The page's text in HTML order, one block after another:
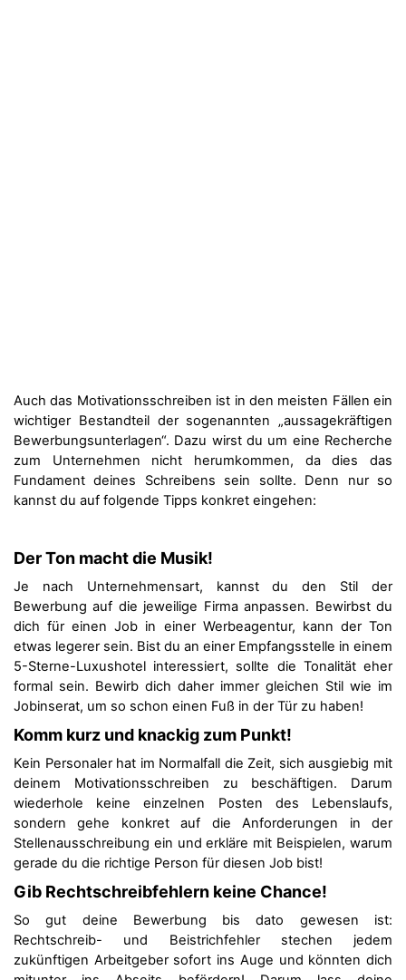
Auch das Motivationsschreiben ist in den meisten Fällen ein
wichtiger Bestandteil der sogenannten „aussagekräftigen
Bewerbungsunterlagen“. Dazu wirst du um eine Recherche
zum Unternehmen nicht herumkommen, da dies das
Fundament deines Schreibens sein sollte. Denn nur so
kannst du auf folgende Tipps konkret eingehen:
Der Ton macht die Musik!
Je nach Unternehmensart, kannst du den Stil der
Bewerbung auf die jeweilige Firma anpassen. Bewirbst du
dich für einen Job in einer Werbeagentur, kann der Ton
etwas legerer sein. Bist du an einer Empfangsstelle in einem
5-Sterne-Luxushotel interessiert, sollte die Tonalität eher
formal sein. Bewirb dich daher immer gleichen Stil wie im
Jobinserat, um so schon einen Fuß in der Tür zu haben!
Komm kurz und knackig zum Punkt!
Kein Personaler hat im Normalfall die Zeit, sich ausgiebig mit
deinem Motivationsschreiben zu beschäftigen. Darum
wiederhole keine einzelnen Posten des Lebenslaufs,
sondern gehe konkret auf die Anforderungen in der
Stellenausschreibung ein und erkläre mit Beispielen, warum
gerade du die richtige Person für diesen Job bist!
Gib Rechtschreibfehlern keine Chance!
So gut deine Bewerbung bis dato gewesen ist:
Rechtschreib- und Beistrichfehler stechen jedem
zukünftigen Arbeitgeber sofort ins Auge und könnten dich